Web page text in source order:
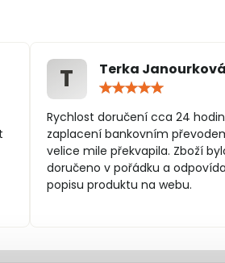
T
Terka Janourková
/
5
Rychlost doručení cca 24
zaplacení bankovním
velice mile překvapila. Zboží
doručeno v pořádku a
popisu produktu na webu.